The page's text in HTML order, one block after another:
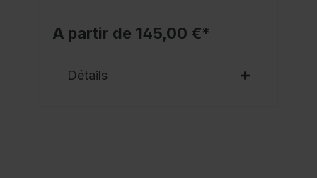
A partir de 145,00 €*
Détails